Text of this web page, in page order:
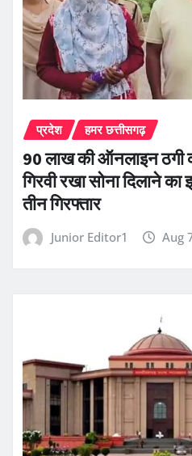
प्रदेश हमर छत्तीसगढ़
90 लाख की ऑनलाइन ठगी
गिरवी रखा सोना दिलाने
तीन गिरफ्तार
Junior Editor1 Aug